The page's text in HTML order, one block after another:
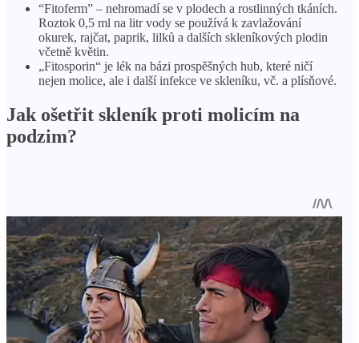
“Fitoferm” – nehromadí se v plodech a rostlinných tkáních.
Roztok 0,5 ml na litr vody se používá k zavlažování
okurek, rajčat, paprik, lilků a dalších skleníkových plodin
včetně květin.
„Fitosporin“ je lék na bázi prospěšných hub, které ničí
nejen molice, ale i další infekce ve skleníku, vč. a plísňové.
Jak ošetřit skleník proti molicím na
podzim?